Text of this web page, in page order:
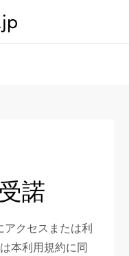
諾
アクセスまたは利
本利用規約に同